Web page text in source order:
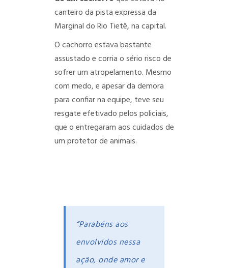
canteiro da pista expressa da
Marginal do Rio Tietê, na capital.
O cachorro estava bastante
assustado e corria o sério risco de
sofrer um atropelamento. Mesmo
com medo, e apesar da demora
para confiar na equipe, teve seu
resgate efetivado pelos policiais,
que o entregaram aos cuidados de
um protetor de animais.
“Parabéns aos
envolvidos nessa
ação, onde amor e